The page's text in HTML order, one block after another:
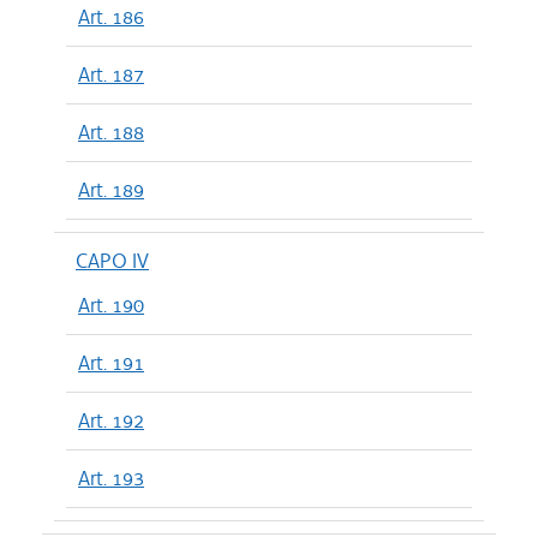
Art. 186
Art. 187
Art. 188
Art. 189
CAPO IV
Art. 190
Art. 191
Art. 192
Art. 193